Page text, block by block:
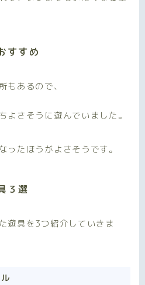
すすめ
もあるので、
よさそうに遊んでいました。
ったほうがよさそうです。
３選
遊具を3つ紹介していきま